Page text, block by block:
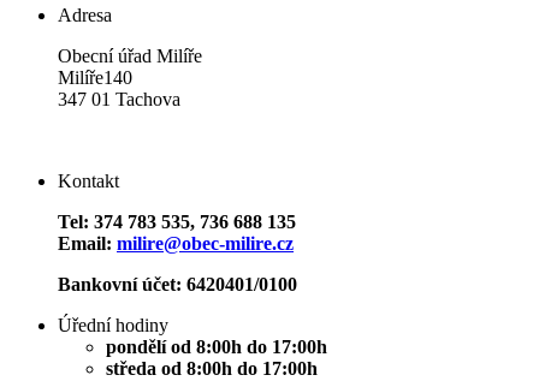
Adresa
Obecní úřad Milíře
Milíře140
347 01 Tachova
Kontakt
Tel: 374 783 535, 736 688 135
Email: milire@obec-milire.cz
Bankovní účet: 6420401/0100
Úřední hodiny
pondělí od 8:00h do 17:00h
středa od 8:00h do 17:00h